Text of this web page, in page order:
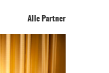
Alle Partner